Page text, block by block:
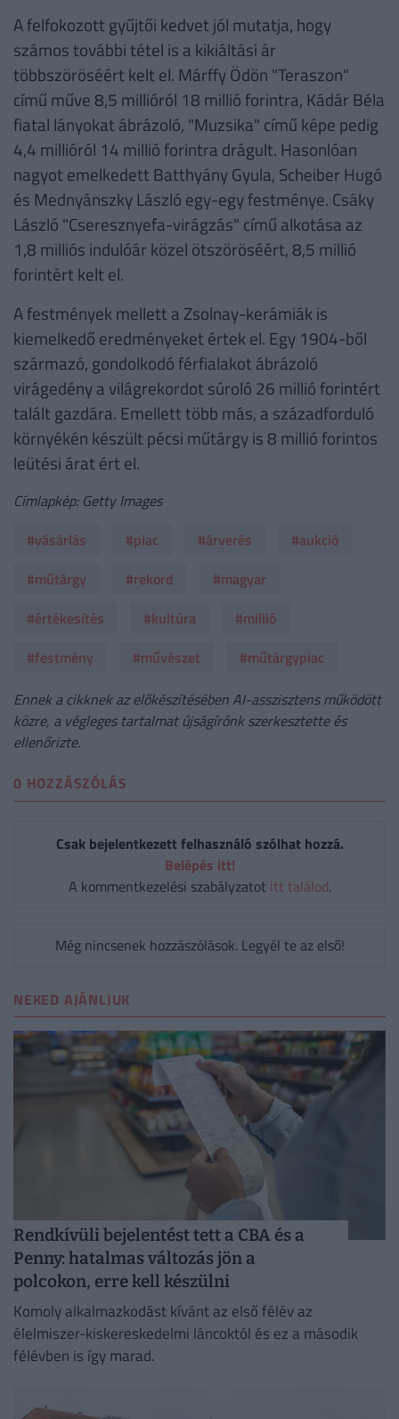
A felfokozott gyűjtői kedvet jól mutatja, hogy
számos további tétel is a kikiáltási ár
többszöröséért kelt el. Márffy Ödön "Teraszon"
című műve 8,5 millióról 18 millió forintra, Kádár Béla
fiatal lányokat ábrázoló, "Muzsika" című képe pedig
4,4 millióról 14 millió forintra drágult. Hasonlóan
nagyot emelkedett Batthyány Gyula, Scheiber Hugó
és Mednyánszky László egy-egy festménye. Csáky
László "Cseresznyefa-virágzás" című alkotása az
1,8 milliós indulóár közel ötszöröséért, 8,5 millió
forintért kelt el.
A festmények mellett a Zsolnay-kerámiák is
kiemelkedő eredményeket értek el. Egy 1904-ből
származó, gondolkodó férfialakot ábrázoló
virágedény a világrekordot súroló 26 millió forintért
talált gazdára. Emellett több más, a századforduló
környékén készült pécsi műtárgy is 8 millió forintos
leütési árat ért el.
Címlapkép: Getty Images
#vásárlás
#piac #árverés
#aukció
#műtárgy
#rekord
#magyar
#értékesítés
#kultúra
#millió
#festmény
#művészet
#műtárgypiac
Ennek a cikknek az előkészítésében AI-asszisztens működött
közre, a végleges tartalmat újságírónk szerkesztette és
ellenőrizte.
0 HOZZÁSZÓLÁS
Csak bejelentkezett felhasználó szólhat hozzá.
Belépés itt!
A kommentkezelési szabályzatot itt találod.
Még nincsenek hozzászólások. Legyél te az első!
NEKED AJÁNLJUK
Rendkívüli bejelentést tett a CBA és a
Penny: hatalmas változás jön a
polcokon, erre kell készülni
Komoly alkalmazkodást kívánt az első félév az
élelmiszer-kiskereskedelmi láncoktól és ez a második
félévben is így marad.